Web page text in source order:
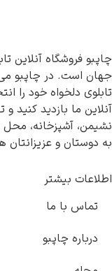
چاپبو فروشگاه آنلاین
جهان است. در چاپبو
تابلوی دلخواه خود را
آنلاین ما بازدید کنید
نشیمن، آشپزخانه، محل
به دوستان و عزیزانتان
اطلاعات بیشتر
تماس با ما
درباره چاپبو